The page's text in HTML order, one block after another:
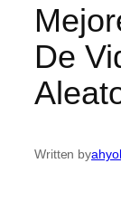
De
Written by